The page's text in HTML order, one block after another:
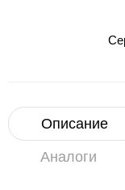
Описание
Аналоги